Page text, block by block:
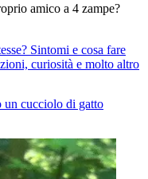
amico a 4 zampe?
Sintomi e cosa fare
curiosità e molto altro
un cucciolo di gatto